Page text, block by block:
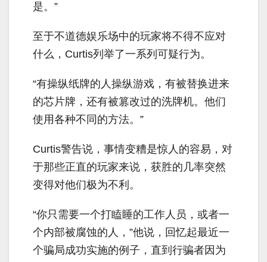
是。”
至于不道德娱乐场中的玩家将不得不应对
什么，Curtis列举了一系列可疑行为。
“有操纵纸牌的人操纵游戏，有被替换进来
的芯片牌，还有被篡改过的洗牌机。他们
使用各种不同的方法。”
Curtis警告说，事情变糟是惊人的容易，对
于那些正直的玩家来说，获胜的几率突然
变得对他们极为不利。
“你只需要一个打瞌睡的工作人员，或者一
个内部被腐蚀的人，”他说，回忆起最近一
个骗局成功实施的例子，直到行骗者因为